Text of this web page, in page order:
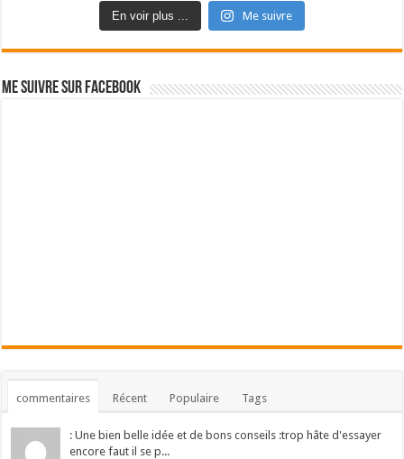
En voir plus ... Me suivre
Me suivre sur Facebook
commentaires Récent Populaire Tags
: Une bien belle idée et de bons conseils :trop hâte d'essayer
encore faut il se p...